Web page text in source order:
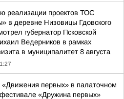
реализации проектов ТОС
в деревне Низовицы Гдовского
губернатор Псковской
Ведерников в рамках
в муниципалитет 8 августа
«Движения первых» в палаточном
«Дружина первых»